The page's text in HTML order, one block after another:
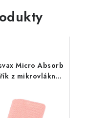
Micro Absorb
z mikrovlákna